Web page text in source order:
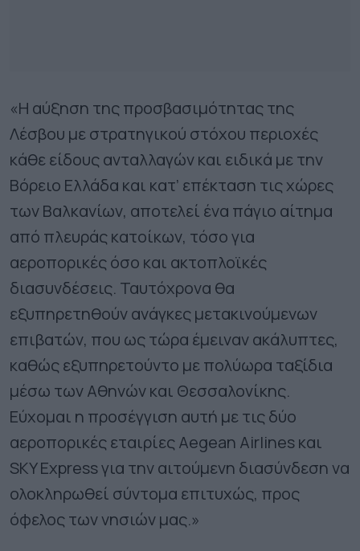
«Η αύξηση της προσβασιμότητας της
Λέσβου με στρατηγικού στόχου περιοχές
κάθε είδους ανταλλαγών και ειδικά με την
Βόρειο Ελλάδα και κατ’ επέκταση τις χώρες
των Βαλκανίων, αποτελεί ένα πάγιο αίτημα
από πλευράς κατοίκων, τόσο για
αεροπορικές όσο και ακτοπλοϊκές
διασυνδέσεις. Ταυτόχρονα θα
εξυπηρετηθούν ανάγκες μετακινούμενων
επιβατών, που ως τώρα έμειναν ακάλυπτες,
καθώς εξυπηρετούντο με πολύωρα ταξίδια
μέσω των Αθηνών και Θεσσαλονίκης.
Εύχομαι η προσέγγιση αυτή με τις δύο
αεροπορικές εταιρίες Aegean Airlines και
SKY Express για την αιτούμενη διασύνδεση να
ολοκληρωθεί σύντομα επιτυχώς, προς
όφελος των νησιών μας.»